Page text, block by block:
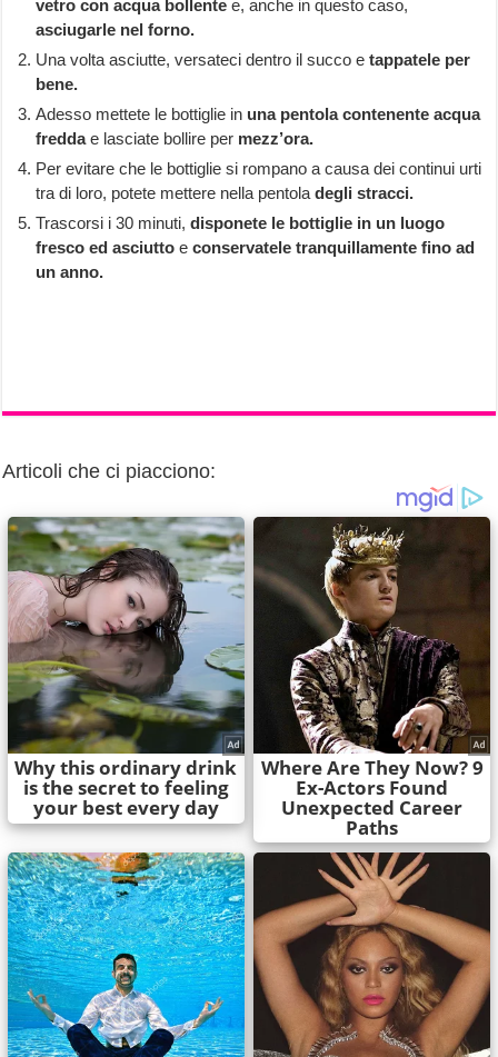
vetro con acqua bollente e, anche in questo caso,
asciugarle nel forno.
Una volta asciutte, versateci dentro il succo e tappatele per
bene.
Adesso mettete le bottiglie in una pentola contenente acqua
freddae lasciate bollire per mezz’ora.
Per evitare che le bottiglie si rompano a causa dei continui urti
tra di loro, potete mettere nella pentoladegli stracci.
Trascorsi i 30 minuti,disponete le bottiglie in un luogo
fresco ed asciutto econservatele tranquillamente fino ad
un anno.
Articoli che ci piacciono: